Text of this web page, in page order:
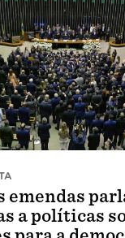
emendas
a políticas